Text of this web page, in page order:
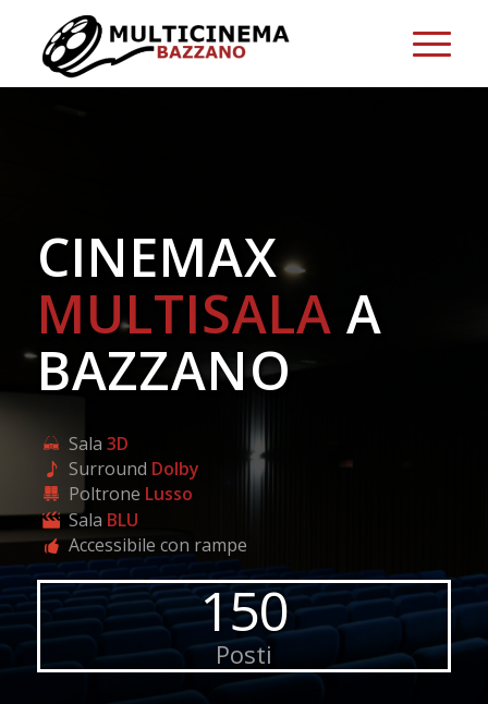
CINEMAX
MULTISALA A
BAZZANO
Sala 3D
Surround Dolby
Poltrone Lusso
Sala BLU
Accessibile con rampe
150
Posti